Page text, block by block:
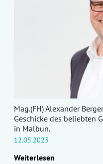
Mag.(FH) Alexander
Geschicke des beliebten
in Malbun.
12.05.2023
Weiterlesen